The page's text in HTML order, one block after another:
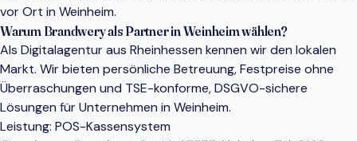
vor Ort in Weinheim.
Warum Brandwery als Partner in Weinheim wählen?
Als Digitalagentur aus Rheinhessen kennen wir den lokalen
Markt. Wir bieten persönliche Betreuung, Festpreise ohne
Überraschungen und TSE-konforme, DSGVO-sichere
Lösungen für Unternehmen in Weinheim.
Leistung: POS-Kassensystem